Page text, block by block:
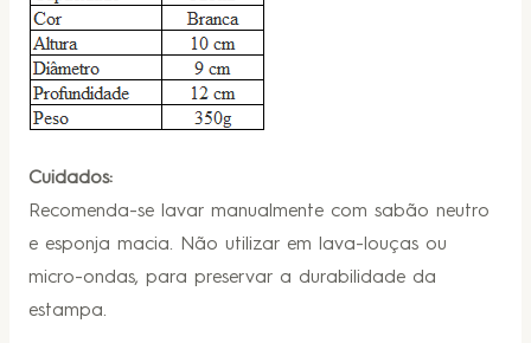
Cuidados:
Recomenda-se lavar manualmente com sabão neutro
e esponja macia. Não utilizar em lava-louças ou
micro-ondas, para preservar a durabilidade da
estampa.